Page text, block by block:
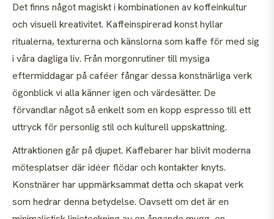
Det finns något magiskt i kombinationen av koffeinkultur
och visuell kreativitet. Kaffeinspirerad konst hyllar
ritualerna, texturerna och känslorna som kaffe för med sig
i våra dagliga liv. Från morgonrutiner till mysiga
eftermiddagar på caféer fångar dessa konstnärliga verk
ögonblick vi alla känner igen och värdesätter. De
förvandlar något så enkelt som en kopp espresso till ett
uttryck för personlig stil och kulturell uppskattning.
Attraktionen går på djupet. Kaffebarer har blivit moderna
mötesplatser där idéer flödar och kontakter knyts.
Konstnärer har uppmärksammat detta och skapat verk
som hedrar denna betydelse. Oavsett om det är en